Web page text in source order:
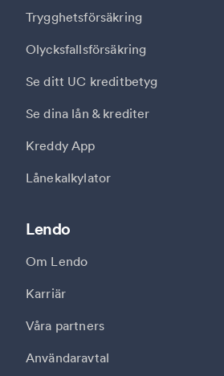
Trygghetsförsäkring
Olycksfallsförsäkring
Se ditt UC kreditbetyg
Se dina lån & krediter
Kreddy App
Lånekalkylator
Lendo
Om Lendo
Karriär
Våra partners
Användaravtal